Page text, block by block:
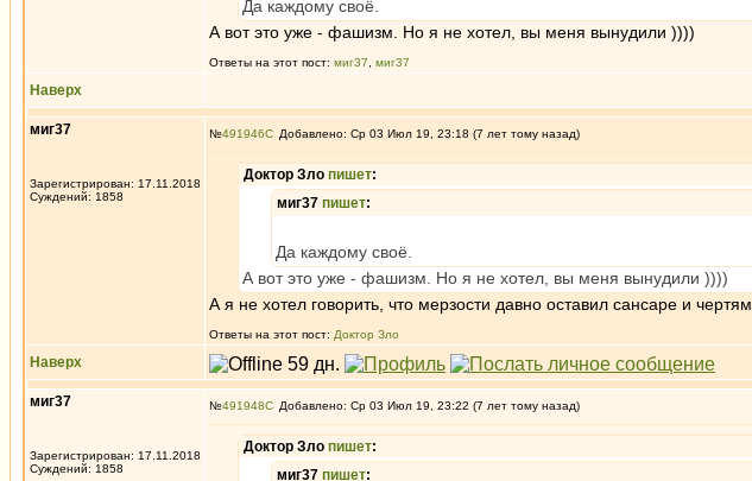
Да каждому своё.
А вот это уже - фашизм. Но я не хотел, вы меня вынудили ))))
Ответы на этот пост: миг37 миг37
Наверх
миг37
Зарегистрирован: 17.11.2018
Суждений: 1858
№491946 Добавлено: Ср 03 Июл 19, 23:18 (7 лет тому назад)
Доктор Зло пишет:
миг37 пишет:
Да каждому своё.
А вот это уже - фашизм. Но я не хотел, вы меня вынудили ))))
А я не хотел говорить, что мерзости давно оставил сансаре и чертям.
Ответы на этот пост: Доктор Зло
Наверх
миг37
Зарегистрирован: 17.11.2018
Суждений: 1858
№491948 Добавлено: Ср 03 Июл 19, 23:22 (7 лет тому назад)
Доктор Зло пишет:
миг37 пишет: